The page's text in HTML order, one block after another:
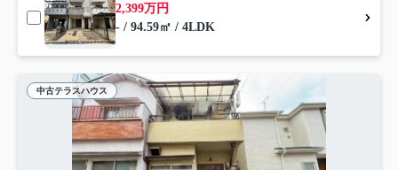
2,399万円
- / 94.59㎡ / 4LDK
中古テラスハウス